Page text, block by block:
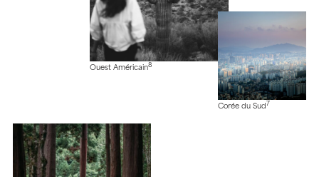
Ouest Américain8
Corée du Sud 7